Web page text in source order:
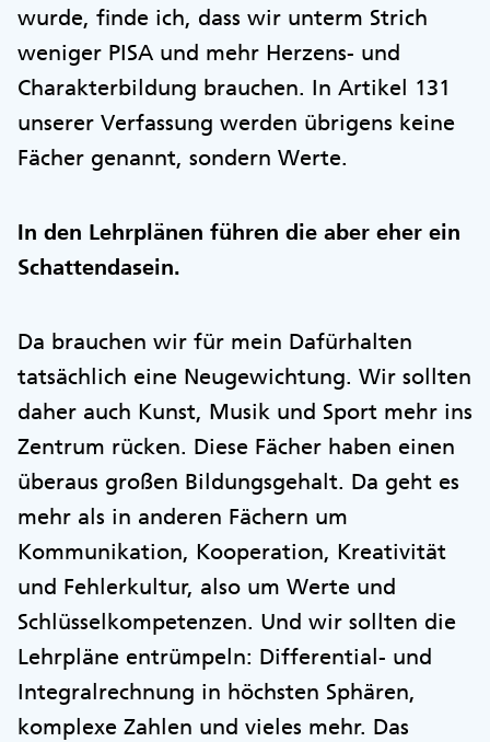
wurde, finde ich, dass wir unterm Strich
weniger PISA und mehr Herzens- und
Charakterbildung brauchen. In Artikel 131
unserer Verfassung werden übrigens keine
Fächer genannt, sondern Werte.
In den Lehrplänen führen die aber eher ein
Schattendasein.
Da brauchen wir für mein Dafürhalten
tatsächlich eine Neugewichtung. Wir sollten
daher auch Kunst, Musik und Sport mehr ins
Zentrum rücken. Diese Fächer haben einen
überaus großen Bildungsgehalt. Da geht es
mehr als in anderen Fächern um
Kommunikation, Kooperation, Kreativität
und Fehlerkultur, also um Werte und
Schlüsselkompetenzen. Und wir sollten die
Lehrpläne entrümpeln: Differential- und
Integralrechnung in höchsten Sphären,
komplexe Zahlen und vieles mehr. Das